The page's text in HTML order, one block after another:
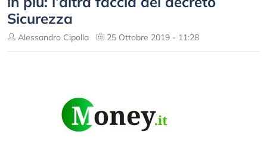
Sicurezza
Alessandro Cipolla 25 Ottobre 2019 - 11:28